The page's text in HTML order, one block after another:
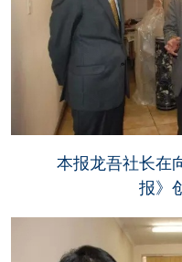
本报龙吾社长在
报》